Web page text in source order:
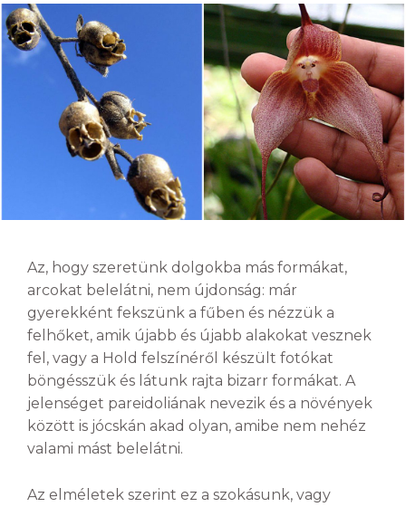
Az, hogy szeretünk dolgokba más formákat,
arcokat belelátni, nem újdonság: már
gyerekként fekszünk a fűben és nézzük a
felhőket, amik újabb és újabb alakokat vesznek
fel, vagy a Hold felszínéről készült fotókat
böngésszük és látunk rajta bizarr formákat. A
jelenséget pareidoliának nevezik és a növények
között is jócskán akad olyan, amibe nem nehéz
valami mást belelátni.
Az elméletek szerint ez a szokásunk, vagy